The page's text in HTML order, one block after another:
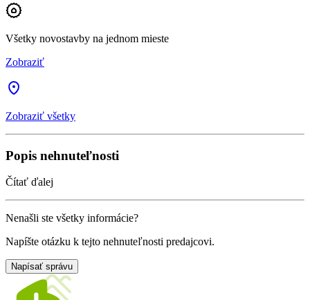
Všetky novostavby na jednom mieste
Zobraziť
Zobraziť všetky
Popis nehnuteľnosti
Čítať ďalej
Nenašli ste všetky informácie?
Napíšte otázku k tejto nehnuteľnosti predajcovi.
Napísať správu